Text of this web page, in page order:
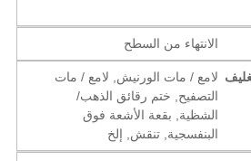
الانتهاء من السطح
لامع / مات الورنيش, لامع / مات
التصفيح, ختم رقائق الذهب/
الشظية, بقعة الأشعة فوق
البنفسجية, تنقش, إلخ